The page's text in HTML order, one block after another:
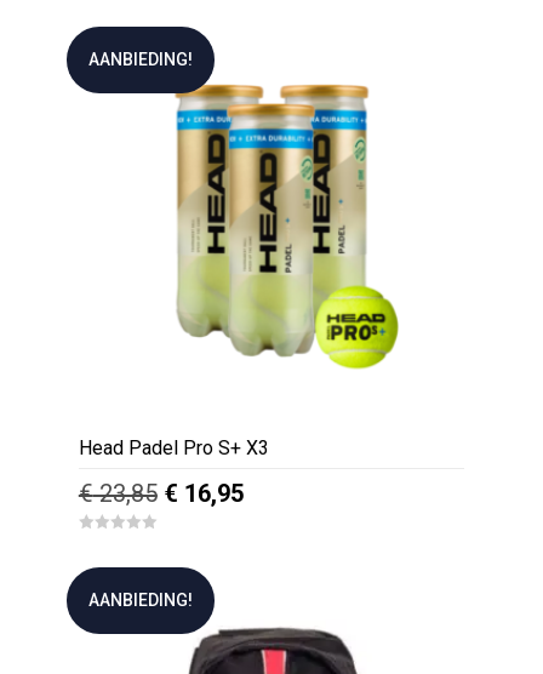
€ 9,95.
u
5
AANBIEDING!
Head Padel Pro S+ X3
€23,85 Oorspronkelijke
€ 23,85.
€ 16,95Huidige
u
5
AANBIEDING!